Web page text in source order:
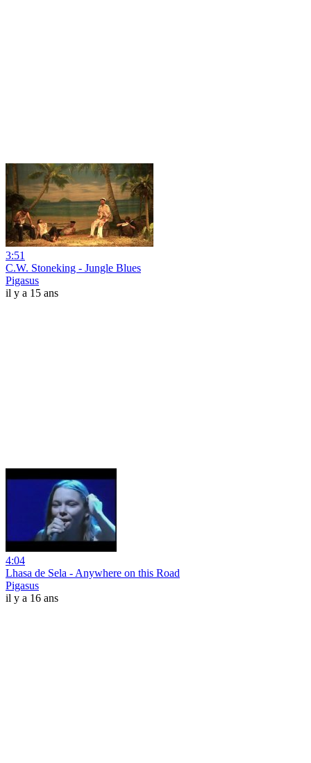
3:51
C.W. Stoneking - Jungle Blues
Pigasus
il y a 15 ans
4:04
Lhasa de Sela - Anywhere on this Road
Pigasus
il y a 16 ans